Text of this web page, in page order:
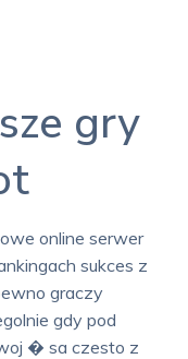
gry
online serwer
sukces z
graczy
gdy pod
� sa czesto z